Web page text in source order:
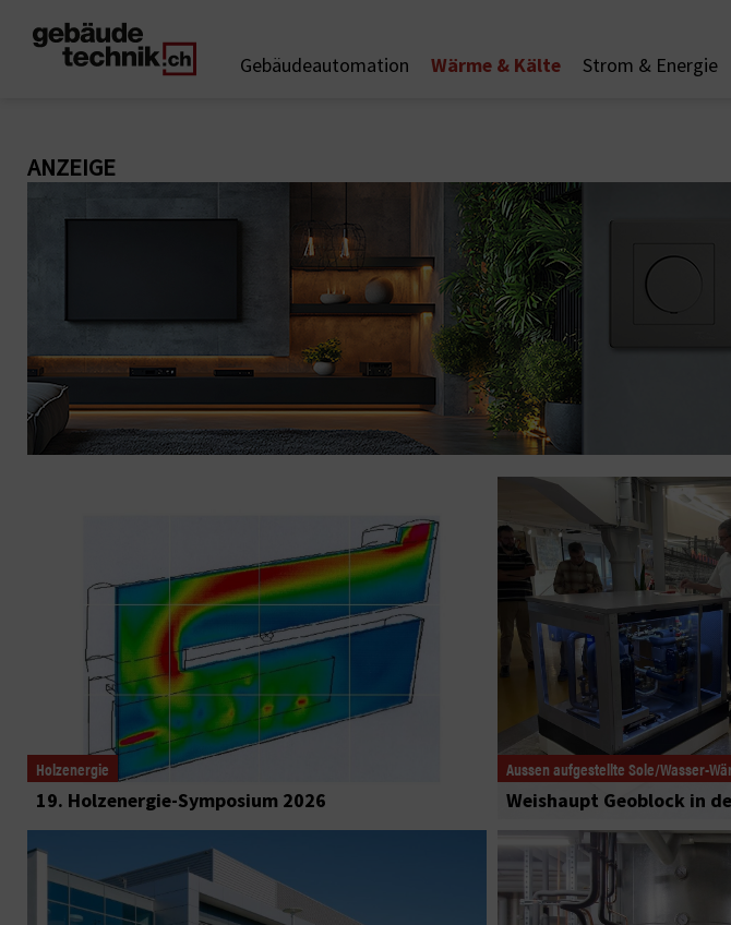
Gebäudeautomation
Wärme & Kälte Strom & Energie
ANZEIGE
Holzenergie
19. Holzenergie-Symposium 2026
Aussen aufgestellte Sole/Wasser-
Weishaupt Geoblock in